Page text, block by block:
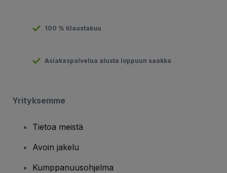
100 % tilaustakuu
Asiakaspalvelua alusta loppuun saakka
Yrityksemme
Tietoa meistä
Avoin jakelu
Kumppanuusohjelma